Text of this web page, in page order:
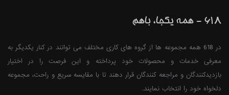
618 - همه یکجا، باهم
در 618 همه مجموعه ها از گروه های کاری مختلف می توانند در کنار یکدیگر به
معرفی خدمات و محصولات خود پرداخته و این فرصت را در اختیار
بازدیدکنندگان و مراجعه کنندگان قرار دهند تا با مقایسه سریع و راحت، مجموعه
دلخواه خود را انتخاب نمایند.